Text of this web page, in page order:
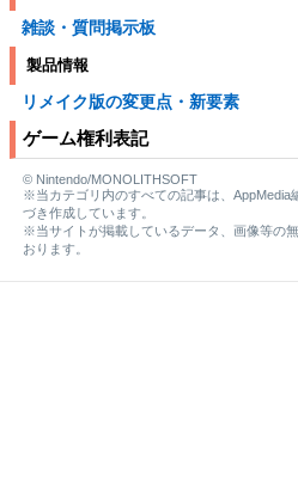
雑談・質問掲示板
製品情報
リメイク版の変更点・新要素
ゲーム権利表記
© Nintendo/MONOLITHSOFT
※当カテゴリ内のすべての記事は、AppMedia
づき作成しています。
※当サイトが掲載しているデータ、画像等の
おります。